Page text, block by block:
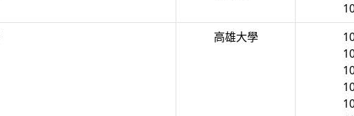
高雄大學